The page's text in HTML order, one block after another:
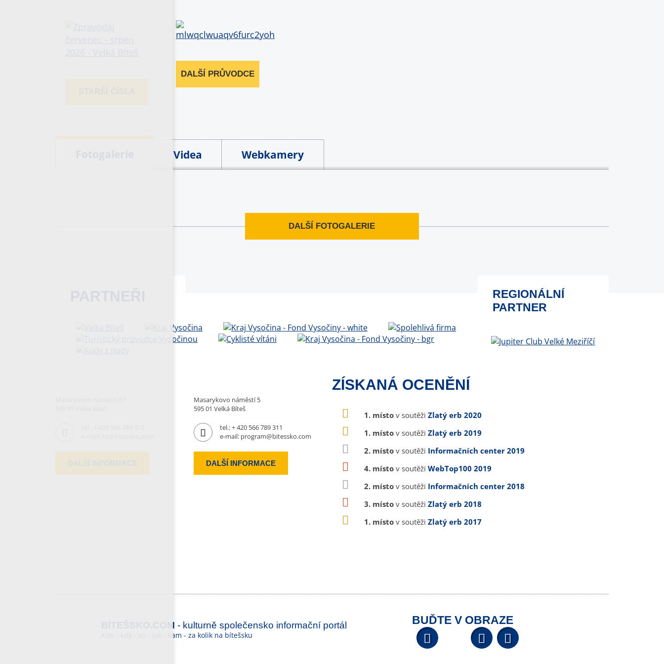
DALŠÍ PRŮVODCE
Videa Webkamery
DALŠÍ FOTOGALERIE
REGIONÁLNÍ
PARTNER
Masarykovo náměstí 5
595 01 Velká Bíteš
tel.:+ 420 566 789 311
e-mail: program@bitessko.com
DALŠÍ INFORMACE
ZÍSKANÁ OCENĚNÍ
1. místo v soutěži Zlatý erb 2020
1. místo v soutěži Zlatý erb 2019
2. místo v soutěži Informačních center 2019
4. místo v soutěži WebTop100 2019
2. místo v soutěži Informačních center 2018
3. místo v soutěži Zlatý erb 2018
1. místo v soutěži Zlatý erb 2017
BÍTEŠSKO.COM - kulturně společensko informační portál
Kde - kdy - co - jak - kam - za kolik na bítešsku
BUĎTE V OBRAZE
Facebook YouTube